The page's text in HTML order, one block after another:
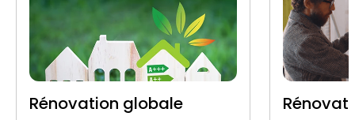
Rénovation globale